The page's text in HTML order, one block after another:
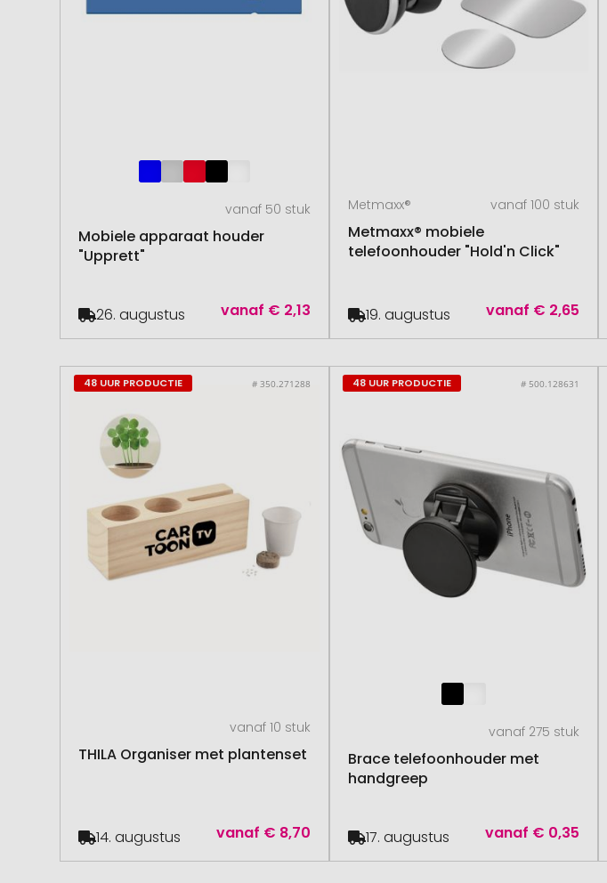
vanaf 50 stuk
Mobiele apparaat houder
"Upprett"
vanaf € 2,13
26. augustus
Metmaxx® vanaf 100 stuk
Metmaxx® mobiele
telefoonhouder "Hold'n Click"
vanaf € 2,65
19. augustus
48 UUR PRODUCTIE # 350.271288
vanaf 10 stuk
THILA Organiser met plantenset
vanaf € 8,70
14. augustus
48 UUR PRODUCTIE # 500.128631
vanaf 275 stuk
Brace telefoonhouder met
handgreep
vanaf € 0,35
17. augustus